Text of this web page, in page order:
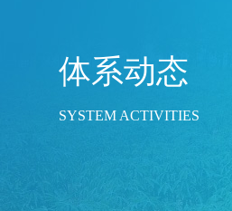
体系动态
SYSTEM ACTIVITIES